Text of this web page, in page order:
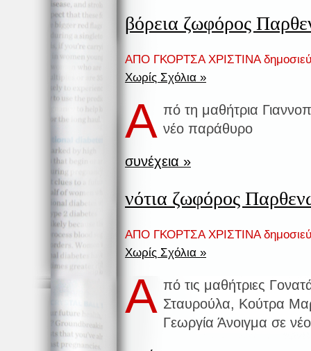
βόρεια ζωφόρος
ΑΠΟ ΓΚΟΡΤΣΑ ΧΡΙΣΤΙΝΑ
Χωρίς Σχόλια »
Α πό τη μαθήτρια
νέο παράθυρο
συνέχεια »
νότια ζωφόρος
ΑΠΟ ΓΚΟΡΤΣΑ ΧΡΙΣΤΙΝΑ
Χωρίς Σχόλια »
Α πό τις μαθήτριες
Σταυρούλα, Κούτρα
Γεωργία Άνοιγμα σε